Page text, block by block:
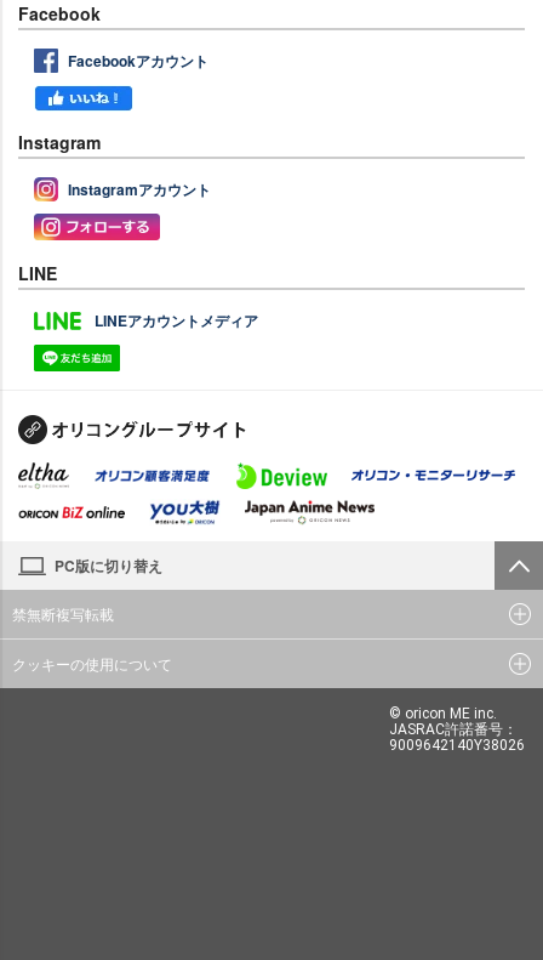
Facebook
Facebookアカウント
Instagram
Instagramアカウント
LINE
LINEアカウントメディア
PC版に切り替え
禁無断複写転載
クッキーの使用について
© oricon ME inc.
JASRAC許諾番号：
9009642140Y38026